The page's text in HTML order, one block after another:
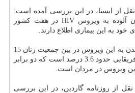
از ایسنا، در این بررسی آمده است:
كمتر از نیمی از زنان جوان آلوده به ویروس HIV در هفت كشور
خود به این بیماری اطلاع دارند.
در حال حاضر موارد مبتلا شدن به این ویروس در بین جمعیت زنان 15
تا 24 ساله در هفت كشور آفریقایی حدود 3.6 درصد است كه دو برابر
ویروس در مردان است.
از روزنامه گاردین، در این بررسی